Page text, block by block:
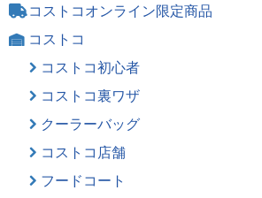
コストコオンライン限定商品
コストコ
コストコ初心者
コストコ裏ワザ
クーラーバッグ
コストコ店舗
フードコート